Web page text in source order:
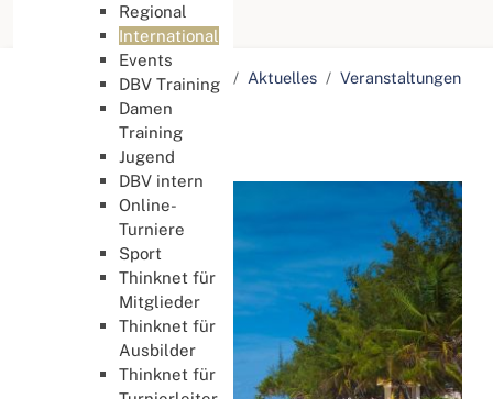
Regional
International
Events
DBV Training
Damen
Training
Jugend
DBV intern
Online-
Turniere
Sport
Thinknet für
Mitglieder
Thinknet für
Ausbilder
Thinknet für
Aktuelle Seite: Startseite Aktuelles
Veranstaltungen
International
Barbados